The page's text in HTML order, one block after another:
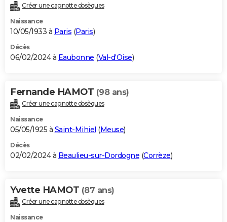
Créer une cagnotte obsèques
Naissance
10/05/1933 à Paris (Paris)
Décès
06/02/2024 à Eaubonne (Val-d'Oise)
Fernande HAMOT (98 ans)
Créer une cagnotte obsèques
Naissance
05/05/1925 à Saint-Mihiel (Meuse)
Décès
02/02/2024 à Beaulieu-sur-Dordogne (Corrèze)
Yvette HAMOT (87 ans)
Créer une cagnotte obsèques
Naissance